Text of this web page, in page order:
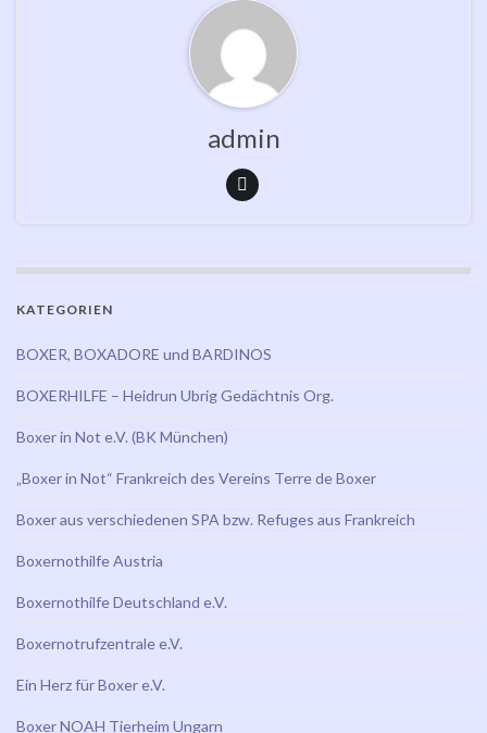
admin
KATEGORIEN
BOXER, BOXADORE und BARDINOS
BOXERHILFE – Heidrun Ubrig Gedächtnis Org.
Boxer in Not e.V. (BK München)
„Boxer in Not“ Frankreich des Vereins Terre de Boxer
Boxer aus verschiedenen SPA bzw. Refuges aus Frankreich
Boxernothilfe Austria
Boxernothilfe Deutschland e.V.
Boxernotrufzentrale e.V.
Ein Herz für Boxer e.V.
Boxer NOAH Tierheim Ungarn